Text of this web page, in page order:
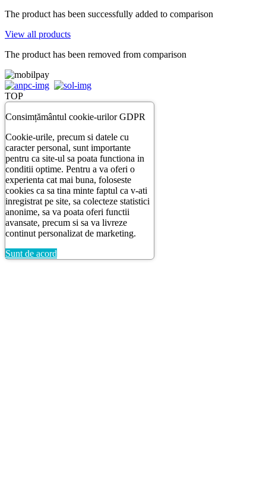
The product has been successfully added to comparison
View all products
The product has been removed from comparison
TOP
Consimțământul cookie-urilor GDPR
Cookie-urile, precum si datele cu
caracter personal, sunt importante
pentru ca site-ul sa poata functiona in
conditii optime. Pentru a va oferi o
experienta cat mai buna, foloseste
cookies ca sa tina minte faptul ca v-ati
inregistrat pe site, sa colecteze statistici
anonime, sa va poata oferi functii
avansate, precum si sa va livreze
continut personalizat de marketing.
Sunt de acord